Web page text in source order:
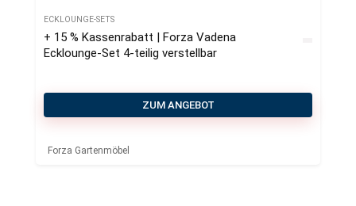
ECKLOUNGE-SETS
+ 15 % Kassenrabatt | Forza Vadena
Ecklounge-Set 4-teilig verstellbar
ZUM ANGEBOT
Forza Gartenmöbel